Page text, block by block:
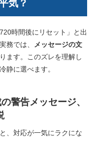
気？
時間後にリセット」と出
務では、 メッセージの文
ます。このズレを理解し
静に選べます。
警告メッセージ、
、対応が一気にラクにな